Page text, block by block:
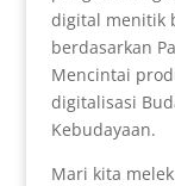
digital menitik
berdasarkan
Mencintai
digitalisasi
Kebudayaan.
Mari kita